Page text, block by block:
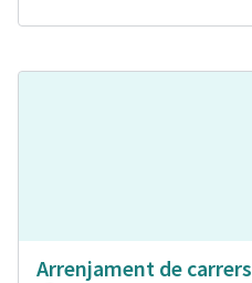
Arrenjament de carrers